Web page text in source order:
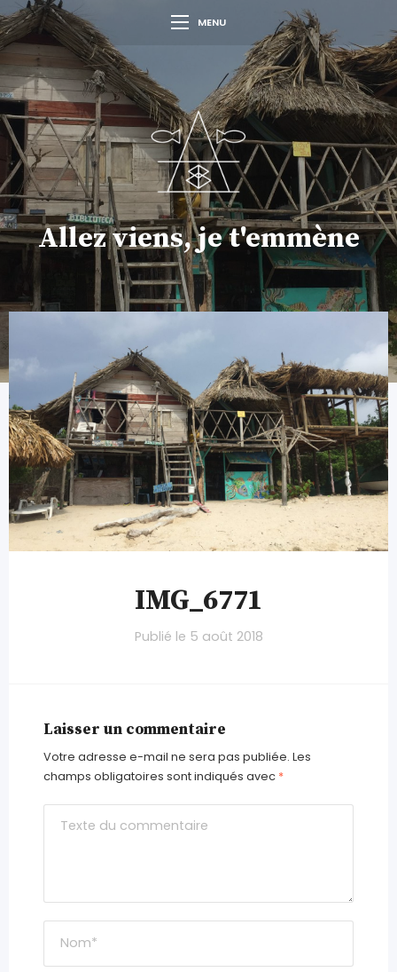
MENU
Allez viens, je t'emmène
IMG_6771
Publié le 5 août 2018
Laisser un commentaire
Votre adresse e-mail ne sera pas publiée. Les
champs obligatoires sont indiqués avec *